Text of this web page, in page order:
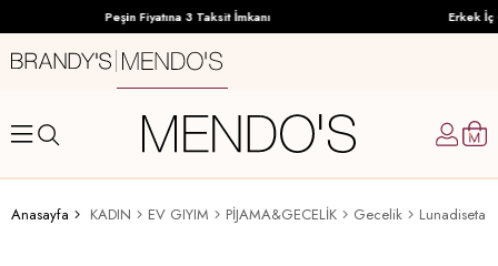
Peşin Fiyatına 3 Taksit İmkanı Erkek İç
Anasayfa KADIN EV GIYIM PİJAMA&GECELİK Gecelik Lunadiseta